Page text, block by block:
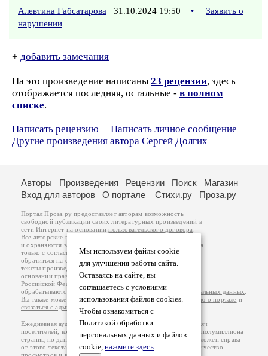
Алевтина Габсатарова 31.10.2024 19:50 •
Заявить о
нарушении
+ добавить замечания
На это произведение написаны 23 рецензии, здесь
отображается последняя, остальные - в полном
списке.
Написать рецензию
Написать личное сообщение
Другие произведения автора Сергей Долгих
Мы используем файлы cookie
для улучшения работы сайта.
Оставаясь на сайте, вы
соглашаетесь с условиями
использования файлов cookies.
Чтобы ознакомиться с
Политикой обработки
персональных данных и файлов
cookie, нажмите здесь.
Авторы Произведения Рецензии Поиск
Магазин
Вход для авторов
О портале Стихи.ру Проза.ру
Портал Проза.ру предоставляет авторам возможность
свободной публикации своих литературных произведений в
сети Интернет на основаниипользовательского договора
Все авторские права на произведения принадлежат авторам
и охраняются законом
. Перепечатка произведений возможна
только с согласия его автора, к которому вы можете
обратиться на его авторской странице. Ответственность за
тексты произведений авторы несут самостоятельно на
основанииправил публикацииизаконодательства
Российской Федерации
обрабатываются на основанииПолитики обработки персональных данных
Вы также можете посмотреть более подробнуюинформацию о портале и
связаться с администрацией
Ежедневная аудитория портала Проза.ру – порядка 100 тысяч
посетителей, которые в общей сумме просматривают более полумиллиона
страниц по данным счетчика посещаемости, который расположен справа
от этого текста. В каждой графе указано по две цифры: количество